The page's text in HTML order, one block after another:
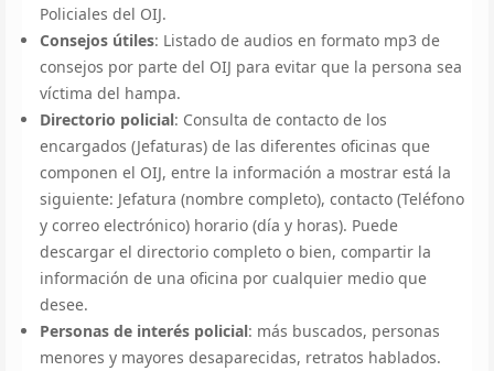
Policiales del OIJ.
Consejos útiles: Listado de audios en formato mp3 de
consejos por parte del OIJ para evitar que la persona sea
víctima del hampa.
Directorio policial: Consulta de contacto de los
encargados (Jefaturas) de las diferentes oficinas que
componen el OIJ, entre la información a mostrar está la
siguiente: Jefatura (nombre completo), contacto (Teléfono
y correo electrónico) horario (día y horas). Puede
descargar el directorio completo o bien, compartir la
información de una oficina por cualquier medio que
desee.
Personas de interés policial: más buscados, personas
menores y mayores desaparecidas, retratos hablados.